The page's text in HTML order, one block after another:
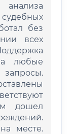
без
всех
любые
дошел
месте.